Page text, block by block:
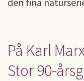
På Karl
Stor 90-